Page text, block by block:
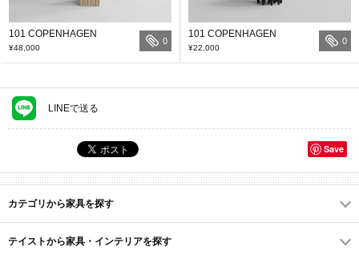
101 COPENHAGEN
¥48,000
0
101 COPENHAGEN
¥22,000
0
LINEで送る
Save
カテゴリから家具を探す
テイストから家具・インテリアを探す